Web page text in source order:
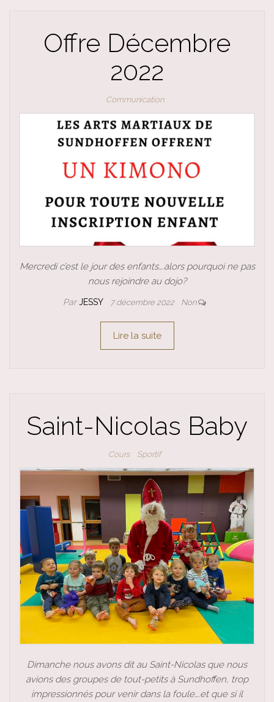
Offre Décembre
2022
Communication
Mercredi c’est le jour des enfants….alors pourquoi ne pas
nous rejoindre au dojo?
ParJESSY 7 décembre 2022 Non
Lire la suite
Saint-Nicolas Baby
Cours Sportif
Dimanche nous avons dit au Saint-Nicolas que nous
avions des groupes de tout-petits à Sundhoffen, trop
impressionnés pour venir dans la foule….et que si il